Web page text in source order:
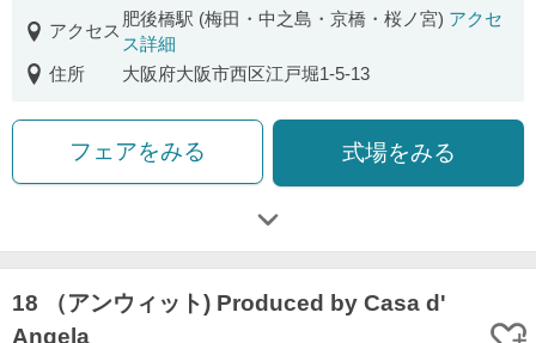
アクセス
肥後橋駅 (梅田・中之島・京橋・桜ノ宮) アクセ
ス詳細
住所
大阪府大阪市西区江戸堀1-5-13
フェアをみる 式場をみる
18 （アンウィット) Produced by Casa d'
Angela